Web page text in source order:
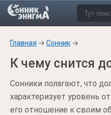
Главная → Сонник →
К чему снится
Сонники полагают, что
характеризует уровень
его отношение к своим